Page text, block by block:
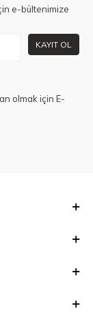
e-bültenimize
KAYIT OL
olmak için E-